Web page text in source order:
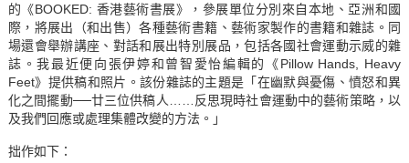
的《BOOKED: 香港藝術書展》，參展單位分別來自本地、亞洲和國
際，將展出（和出售）各種藝術書籍、藝術家製作的書籍和雜誌。同
場還會舉辦講座、對話和展出特別展品，包括各國社會運動示威的雜
誌。我最近便向張伊婷和曾智愛怡編輯的《Pillow Hands, Heavy
Feet》提供稿和照片。該份雜誌的主題是「在幽默與憂傷、憤怒和異
化之間擺動──廿三位供稿人……反思現時社會運動中的藝術策略，以
及我們回應或處理集體改變的方法。」
拙作如下：